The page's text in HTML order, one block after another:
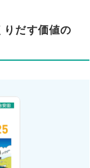
りだす価値の